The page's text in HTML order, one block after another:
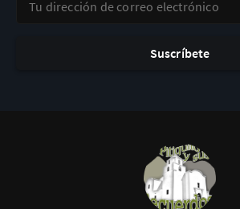
Suscríbete